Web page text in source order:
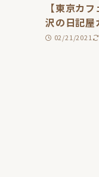
【東京カ
沢の日記屋
02/21/2021